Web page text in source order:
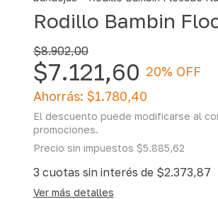
Rodillo Bambin
$8.902,00
$7.121,60 20% OFF
Ahorrás: $1.780,40
El descuento puede modificarse al
promociones.
Precio sin impuestos $5.885,62
3 cuotas sin interés de $2.373,87
Ver más detalles